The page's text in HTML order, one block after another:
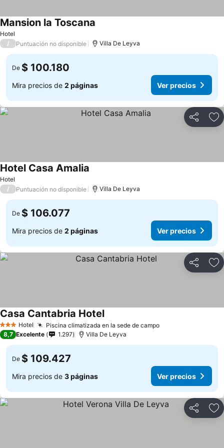
Hotel
Mansion la Toscana
/ Puntuación no disponible Villa De Leyva
De $ 100.180
Mira precios de 2 páginas Ver precios
Compartir
Hotel
Hotel Casa Amalia
/ Puntuación no disponible Villa De Leyva
De $ 106.077
Mira precios de 2 páginas Ver precios
Compartir
3 Estrellas
Hotel Piscina climatizada en la sede de campoVer precios
Casa Cantabria HotelVer precios
8,7 Excelente 1.297 Villa De Leyva
De $ 109.427
Mira precios de 3 páginas Ver precios
Compartir